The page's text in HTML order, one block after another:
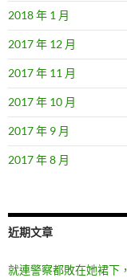
2018 年 1 月
2017 年 12 月
2017 年 11 月
2017 年 10 月
2017 年 9 月
2017 年 8 月
近期文章
就連警察都敗在她裙下